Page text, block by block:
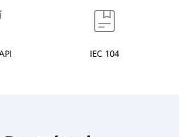
IEC 104